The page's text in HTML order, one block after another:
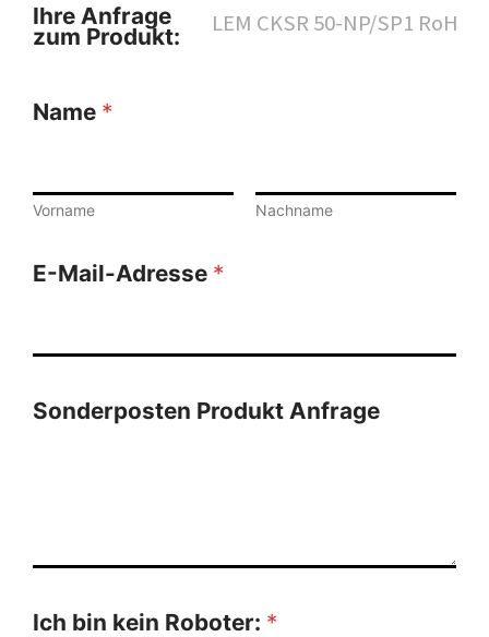
Ihre Anfrage
zum Produkt:
Name *
Vorname Nachname
E-Mail-Adresse *
Sonderposten Produkt Anfrage
Ich bin kein Roboter: *